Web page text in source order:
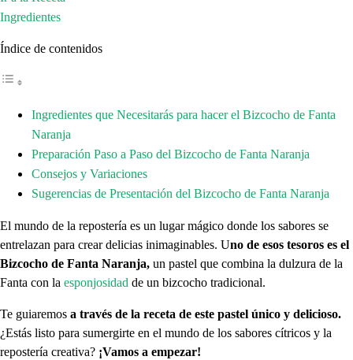
Ingredientes
Índice de contenidos
Ingredientes que Necesitarás para hacer el Bizcocho de Fanta
Naranja
Preparación Paso a Paso del Bizcocho de Fanta Naranja
Consejos y Variaciones
Sugerencias de Presentación del Bizcocho de Fanta Naranja
El mundo de la repostería es un lugar mágico donde los sabores se
entrelazan para crear delicias inimaginables. Uno de esos tesoros es el
Bizcocho de Fanta Naranja, un pastel que combina la dulzura de la
Fanta con la esponjosidad de un bizcocho tradicional.
Te guiaremos a través de la receta de este pastel único y delicioso.
¿Estás listo para sumergirte en el mundo de los sabores cítricos y la
repostería creativa? ¡Vamos a empezar!